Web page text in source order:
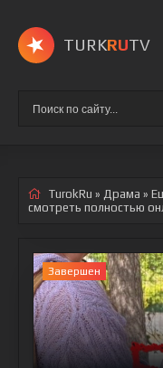
TURKRUTV
TurokRu » Драма »
смотреть полностью
Завершен